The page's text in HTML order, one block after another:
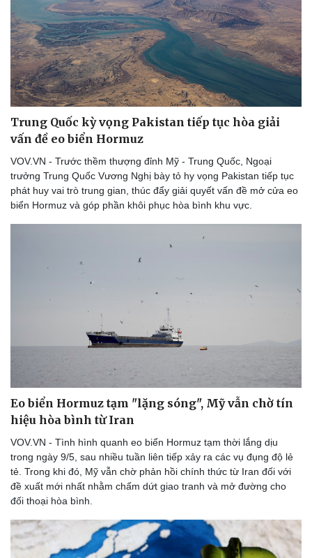
Hậu trường
Trung Quốc kỳ vọng Pakistan tiếp tục hòa giải
vấn đề eo biển Hormuz
VOV.VN - Trước thềm thượng đỉnh Mỹ - Trung Quốc, Ngoại
trưởng Trung Quốc Vương Nghị bày tỏ hy vọng Pakistan tiếp tục
phát huy vai trò trung gian, thúc đẩy giải quyết vấn đề mở cửa eo
biển Hormuz và góp phần khôi phục hòa bình khu vực.
Eo biển Hormuz tạm "lặng sóng", Mỹ vẫn chờ tín
hiệu hòa bình từ Iran
VOV.VN - Tình hình quanh eo biển Hormuz tạm thời lắng dịu
trong ngày 9/5, sau nhiều tuần liên tiếp xảy ra các vụ đụng độ lẻ
tẻ. Trong khi đó, Mỹ vẫn chờ phản hồi chính thức từ Iran đối với
đề xuất mới nhất nhằm chấm dứt giao tranh và mở đường cho
đối thoại hòa bình.